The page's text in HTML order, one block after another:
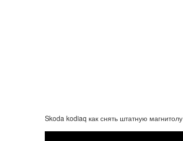
Skoda kodiaq как снять штатную магнитолу